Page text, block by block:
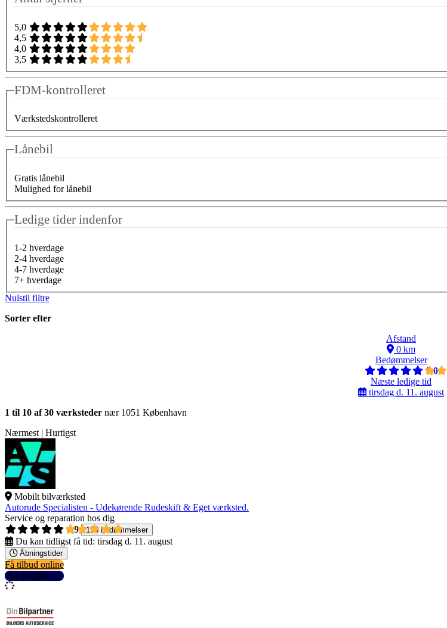
5,0
4,5
4,0
3,5
FDM-kontrolleret
Værkstedskontrolleret
Lånebil
Gratis lånebil
Mulighed for lånebil
Ledige tider indenfor
1-2 hverdage
2-4 hverdage
4-7 hverdage
7+ hverdage
Nulstil filtre
Sorter efter
Afstand
0 km
Bedømmelser
5,0
Næste ledige tid
tirsdag d. 11. august
1 til 10 af 30 værksteder nær 1051 København
Nærmest | Hurtigst
Mobilt bilværksted
Autorude Specialisten - Udekørende Rudeskift & Eget værksted.
Service og reparation hos dig
4,9
135 bedømmelser
Du kan tidligst få tid: tirsdag d. 11. august
Åbningstider
Få tilbud online
Se detaljer